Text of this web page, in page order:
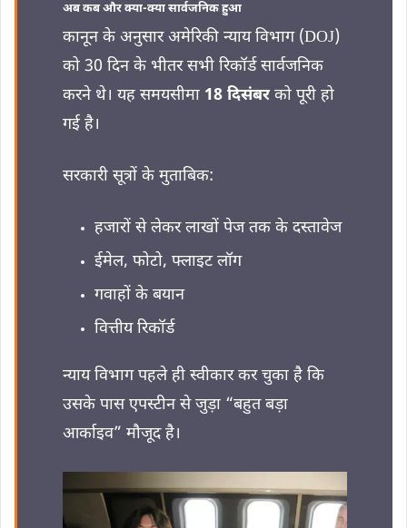
अब कब और क्या-क्या सार्वजनिक हुआ
कानून के अनुसार अमेरिकी न्याय विभाग (DOJ)
को 30 दिन के भीतर सभी रिकॉर्ड सार्वजनिक
करने थे। यह समयसीमा 18 दिसंबरको पूरी हो
गई है।
सरकारी सूत्रों के मुताबिक:
हजारों से लेकर लाखों पेज तक के दस्तावेज
ईमेल, फोटो, फ्लाइट लॉग
गवाहों के बयान
वित्तीय रिकॉर्ड
न्याय विभाग पहले ही स्वीकार कर चुका है कि
उसके पास एपस्टीन से जुड़ा “बहुत बड़ा
आर्काइव” मौजूद है।